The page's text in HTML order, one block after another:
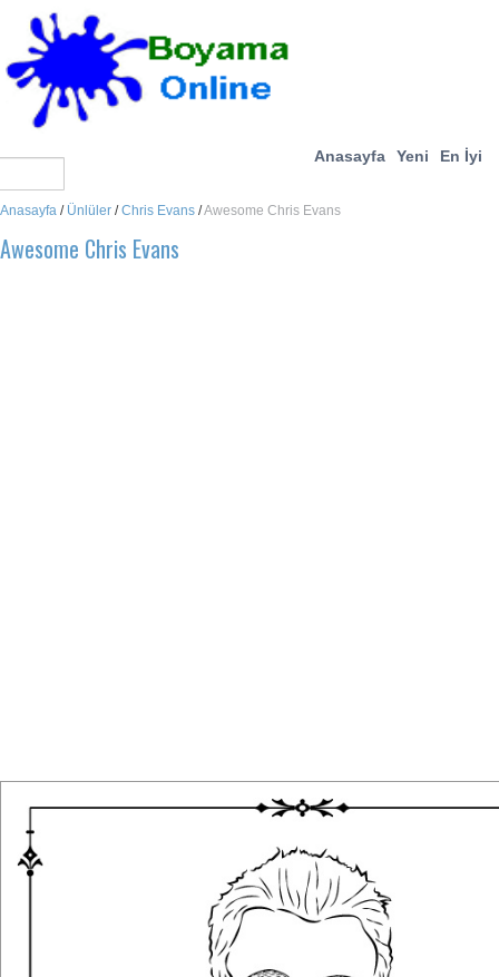
Anasayfa Yeni En İyi
Anasayfa / Ünlüler /Chris Evans /Awesome Chris Evans
Awesome Chris Evans